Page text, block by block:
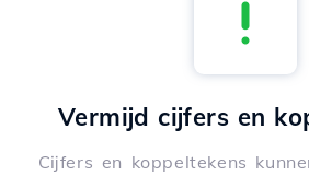
Vermijd cijfers en
Cijfers en koppeltekens